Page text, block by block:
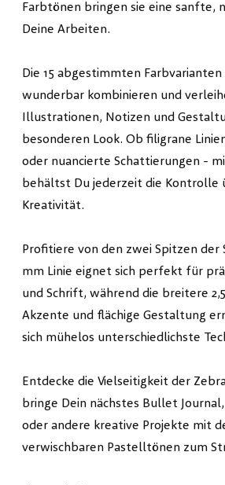
Farbtönen bringen sie eine sanfte,
Deine Arbeiten.
Die 15 abgestimmten Farbvarianten
wunderbar kombinieren und
Illustrationen, Notizen und
besonderen Look. Ob filigrane
oder nuancierte Schattierungen -
behältst Du jederzeit die Kontrolle
Kreativität.
Profitiere von den zwei Spitzen der
mm Linie eignet sich perfekt für
und Schrift, während die breitere
Akzente und flächige Gestaltung
sich mühelos unterschiedlichste
Entdecke die Vielseitigkeit der
bringe Dein nächstes Bullet
oder andere kreative Projekte mit
verwischbaren Pastelltönen zum